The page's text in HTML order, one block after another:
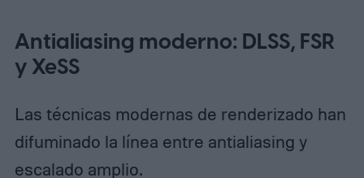
Antialiasing moderno: DLSS, FSR
y XeSS
Las técnicas modernas de renderizado han
difuminado la línea entre antialiasing y
escalado amplio.